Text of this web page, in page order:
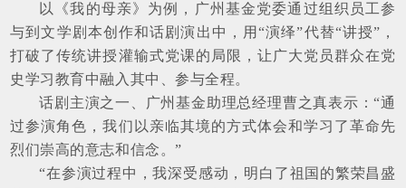
以《我的母亲》为例，广州基金党委通过组织员工参
与到文学剧本创作和话剧演出中，用“演绎”代替“讲授”，
打破了传统讲授灌输式党课的局限，让广大党员群众在党
史学习教育中融入其中、参与全程。
话剧主演之一、广州基金助理总经理曹之真表示：“通
过参演角色，我们以亲临其境的方式体会和学习了革命先
烈们崇高的意志和信念。”
“在参演过程中，我深受感动，明白了祖国的繁荣昌盛